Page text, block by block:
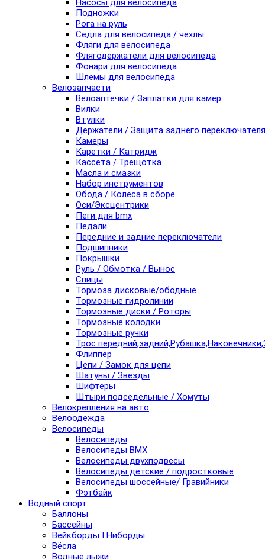
Насосы для велосипеда
Подножки
Рога на руль
Седла для велосипеда / чехлы
Фляги для велосипеда
Флягодержатели для велосипеда
Фонари для велосипеда
Шлемы для велосипеда
Велозапчасти
Велоаптечки / Заплатки для камер
Вилки
Втулки
Держатели / Защита заднего переключателя
Камеры
Каретки / Катридж
Кассета / Трещотка
Масла и смазки
Набор инструментов
Обода / Колеса в сборе
Оси/Эксцентрики
Пеги для bmx
Педали
Передние и задние переключатели
Подшипники
Покрышки
Руль / Обмотка / Вынос
Спицы
Тормоза дисковые/ободные
Тормозные гидролинии
Тормозные диски / Роторы
Тормозные колодки
Тормозные ручки
Трос
Флиппер
Цепи / Замок для цепи
Шатуны / Звезды
Шифтеры
Штыри подседельные / Хомуты
Велокрепления на авто
Велоодежда
Велосипеды
Велосипеды
Велосипеды BMX
Велосипеды двухподвесы
Велосипеды детские / подростковые
Велосипеды шоссейные/ Гравийники
Фэтбайк
Водный спорт
Баллоны
Бассейны
Вейкборды I Ниборды
Вёсла
Водные лыжи